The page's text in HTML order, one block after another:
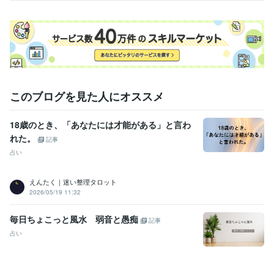
このブログを見た人にオススメ
18歳のとき、「あなたには才能がある」と言わ
れた。
記事
占い
えんたく｜迷い整理タロット
2026/05/19 11:32
毎日ちょこっと風水 弱音と愚痴
記事
占い